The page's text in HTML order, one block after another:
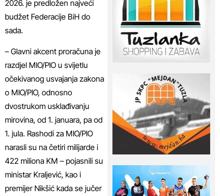
2026. je predložen najveći
budžet Federacije BiH do
sada.
– Glavni akcent proračuna je
razdjel MIO/PIO u svijetlu
očekivanog usvajanja zakona
o MIO/PIO, odnosno
dvostrukom usklađivanju
mirovina, od 1. januara, pa od
1. jula. Rashodi za MIO/PIO
narasli su na četiri milijarde i
422 miliona KM – pojasnili su
ministar Kraljević, kao i
premijer Nikšić kada se jučer